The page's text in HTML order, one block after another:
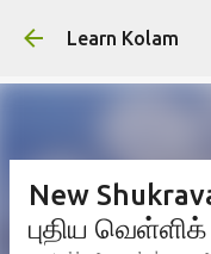
Learn Kolam
New
புதிய